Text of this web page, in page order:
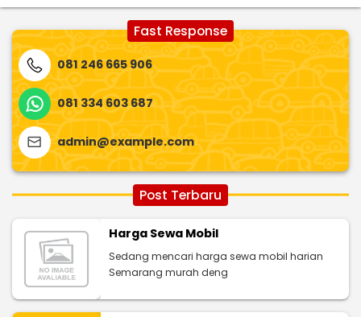
Fast Response
081 246 665 906
081 334 603 687
admin@example.com
Post Terbaru
Harga Sewa Mobil
Sedang mencari harga sewa mobil harian
Semarang murah deng